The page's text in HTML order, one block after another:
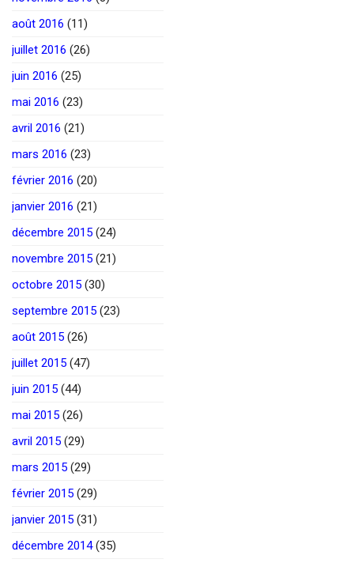
août 2016 (11)
juillet 2016 (26)
juin 2016 (25)
mai 2016 (23)
avril 2016 (21)
mars 2016 (23)
février 2016 (20)
janvier 2016 (21)
décembre 2015 (24)
novembre 2015 (21)
octobre 2015 (30)
septembre 2015 (23)
août 2015 (26)
juillet 2015 (47)
juin 2015 (44)
mai 2015 (26)
avril 2015 (29)
mars 2015 (29)
février 2015 (29)
janvier 2015 (31)
décembre 2014(35)